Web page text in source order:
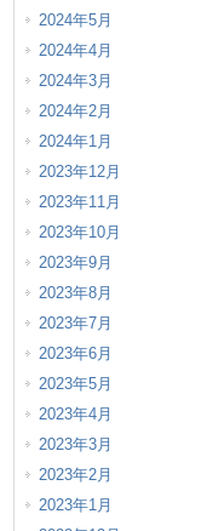
2024年5月
2024年4月
2024年3月
2024年2月
2024年1月
2023年12月
2023年11月
2023年10月
2023年9月
2023年8月
2023年7月
2023年6月
2023年5月
2023年4月
2023年3月
2023年2月
2023年1月